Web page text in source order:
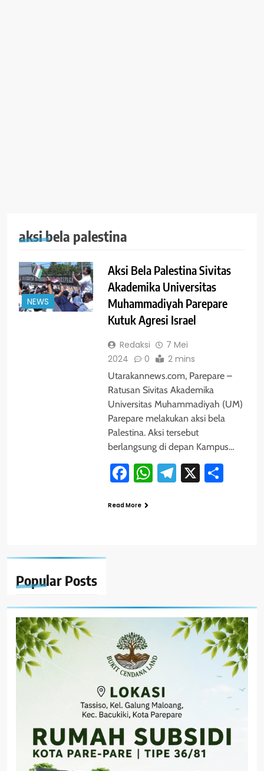
Popular Posts
aksi bela palestina
NEWS
Aksi Bela Palestina Sivitas
Akademika Universitas
Muhammadiyah Parepare
Kutuk Agresi Israel
Redaksi
7 Mei
2024
0 2 mins
Utarakannews.com, Parepare –
Ratusan Sivitas Akademika
Universitas Muhammadiyah (UM)
Parepare melakukan aksi bela
Palestina. Aksi tersebut
berlangsung di depan Kampus…
Facebook
WhatsApp
Telegram
X
Read More